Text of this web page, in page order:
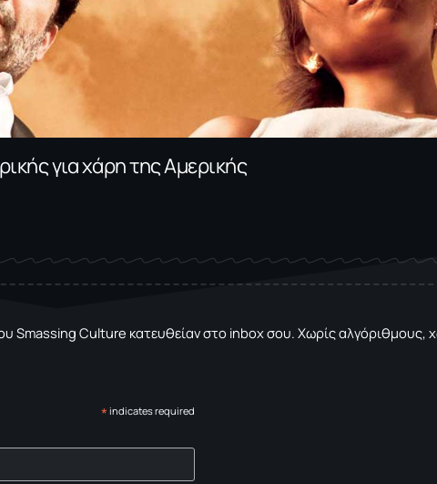
για χάρη της Αμερικής
Smassing Culture κατευθείαν στο inbox σου. Χωρίς αλγόριθμους,
* indicates required